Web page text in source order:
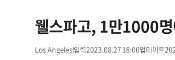
웰스파고, 1만1000
Los Angeles 2023.08.27 18:00